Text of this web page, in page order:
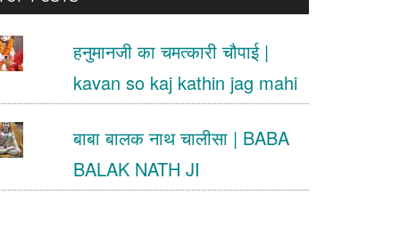
हनुमानजी का चमत्कारी चौपाई |
kavan so kaj kathin jag mahi
बाबा बालक नाथ चालीसा | BABA
BALAK NATH JI